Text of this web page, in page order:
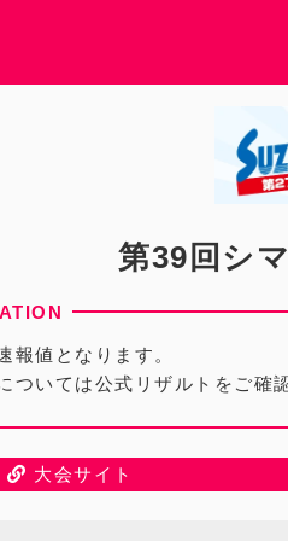
第39回シ
報値となります。
ついては公式リザルトをご確
大会サイト